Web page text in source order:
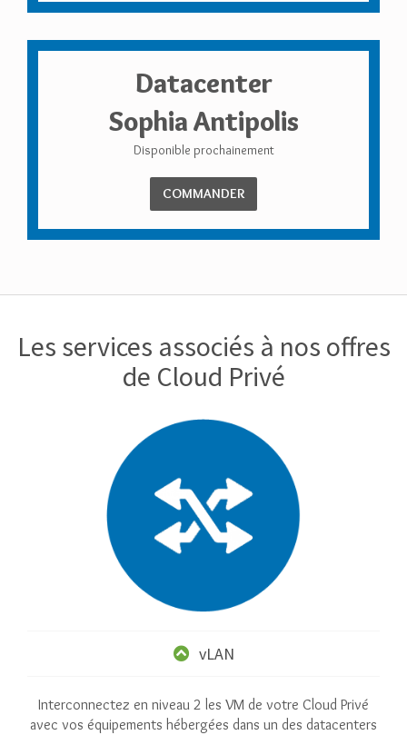
Datacenter
Sophia Antipolis
Disponible prochainement
COMMANDER
Les services associés à nos offres
de Cloud Privé
vLAN
Interconnectez en niveau 2 les VM de votre Cloud Privé
avec vos équipements hébergées dans un des datacenters